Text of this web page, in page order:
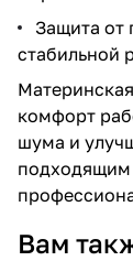
Защита от
стабильной
комфорт
шума и
Вам